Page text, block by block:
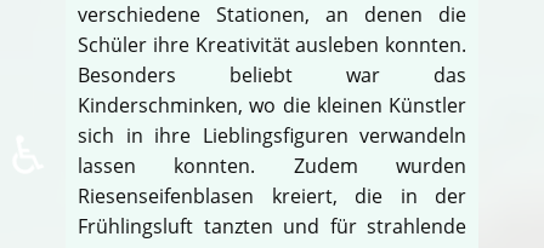
verschiedene Stationen, an denen die
Schüler ihre Kreativität ausleben konnten.
Besonders beliebt war das
Kinderschminken, wo die kleinen Künstler
sich in ihre Lieblingsfiguren verwandeln
lassen konnten. Zudem wurden
Riesenseifenblasen kreiert, die in der
Frühlingsluft tanzten und für strahlende